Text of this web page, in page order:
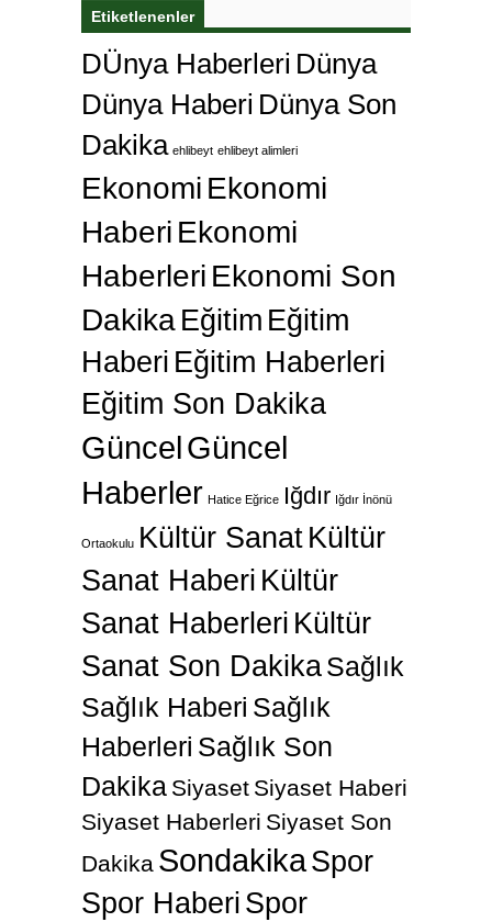
Etiketlenenler
DÜnya Haberleri Dünya
Dünya Haberi Dünya Son
Dakika ehlibeyt ehlibeyt alimleri
Ekonomi Ekonomi
Haberi Ekonomi
Haberleri Ekonomi Son
Dakika Eğitim Eğitim
Haberi Eğitim Haberleri
Eğitim Son Dakika
GüncelGüncel
Haberler Hatice Eğrice Iğdır Iğdır İnönü
Ortaokulu Kültür SanatKültür
Sanat Haberi Kültür
Sanat Haberleri Kültür
Sanat Son DakikaSağlık
Sağlık Haberi Sağlık
Haberleri Sağlık Son
Dakika Siyaset Siyaset Haberi
Siyaset Haberleri Siyaset Son
Dakika SondakikaSpor
Spor Haberi Spor